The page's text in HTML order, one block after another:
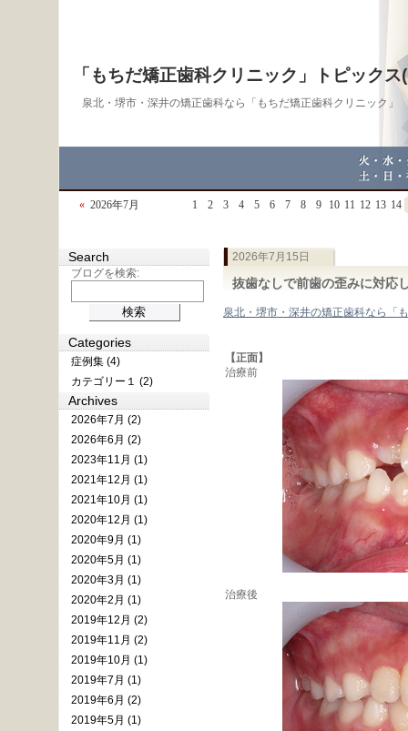
「もちだ矯正歯科クリニック」トピック
泉北・堺市・深井の矯正歯科なら「もちだ矯正歯科クリニック」
« 2026年7月 1 2 3 4 5 6 7 8 9 10 11 12 13 14
2026年7月15日
抜歯なしで前歯の歪みに対応
泉北・堺市・深井の矯正歯科なら「
【正面】
治療前
治療後
Search
ブログを検索:
Categories
症例集 (4)
カテゴリー１ (2)
Archives
2026年7月 (2)
2026年6月 (2)
2023年11月 (1)
2021年12月 (1)
2021年10月 (1)
2020年12月 (1)
2020年9月 (1)
2020年5月 (1)
2020年3月 (1)
2020年2月 (1)
2019年12月 (2)
2019年11月 (2)
2019年10月 (1)
2019年7月 (1)
2019年6月 (2)
2019年5月 (1)